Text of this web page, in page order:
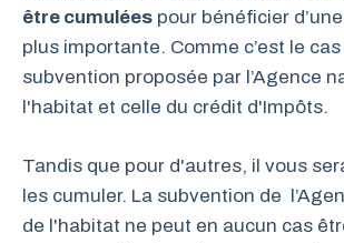
être cumulées pour bénéficier
plus importante. Comme c’est le
subvention proposée par l’Agence
l'habitat et celle du crédit d'Impôts.
Tandis que pour d'autres, il vous
les cumuler. La subvention de
de l'habitat ne peut en aucun cas